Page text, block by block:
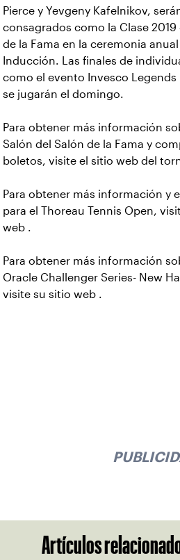
Pierce y Yevgeny Kafelnikov,
consagrados como la Clase 2019
de la Fama en la ceremonia
Inducción. Las finales de
como el evento Invesco Legends
se jugarán el domingo.
Para obtener más información
Salón del Salón de la Fama y
boletos, visite el sitio web del
Para obtener más información y
para el Thoreau Tennis Open,
web .
Para obtener más información
Oracle Challenger Series- New
visite su sitio web .
Artículos